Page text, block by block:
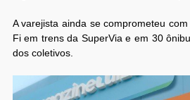
A varejista ainda se comprometeu
Fi em trens da SuperVia e em 30
dos coletivos.